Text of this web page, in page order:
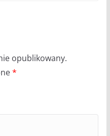
opublikowany.
*